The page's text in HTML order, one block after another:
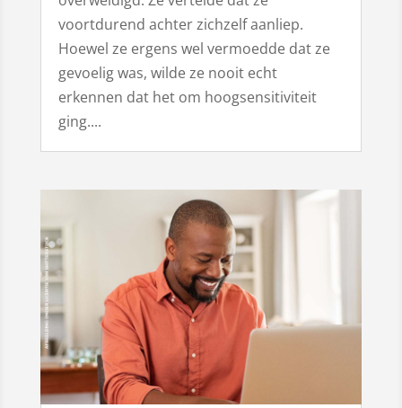
voortdurend achter zichzelf aanliep.
Hoewel ze ergens wel vermoedde dat ze
gevoelig was, wilde ze nooit echt
erkennen dat het om hoogsensitiviteit
ging....